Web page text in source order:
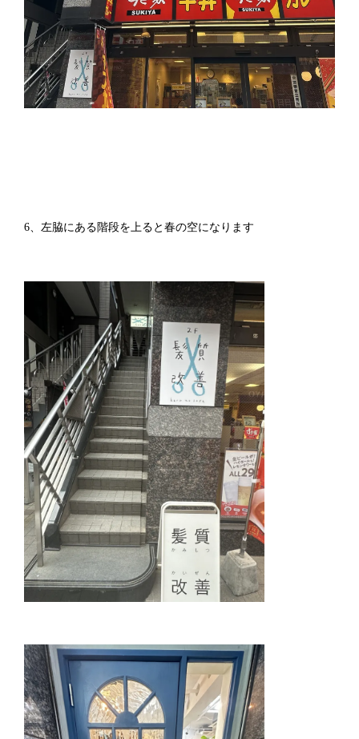
6、左脇にある階段を上ると春の空になります